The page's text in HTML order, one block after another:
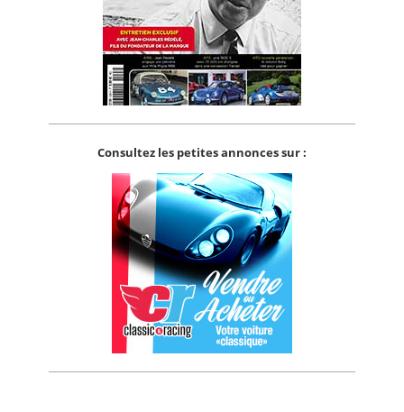
Consultez les petites annonces sur :